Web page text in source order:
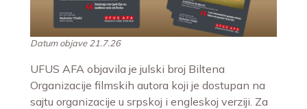
Datum objave 21.7.26
UFUS AFA objavila je julski broj Biltena
Organizacije filmskih autora koji je dostupan na
sajtu organizacije u srpskoj i engleskoj verziji. Za